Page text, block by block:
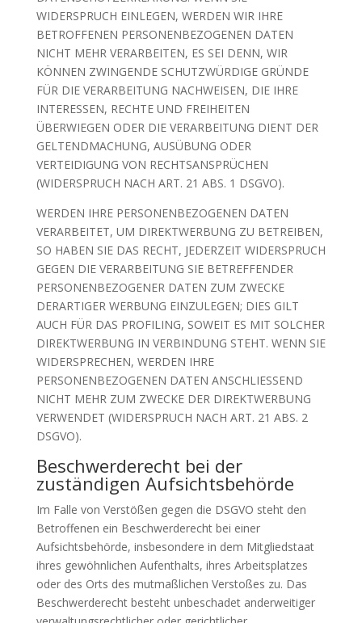
WIDERSPRUCH EINLEGEN, WERDEN WIR IHRE
BETROFFENEN PERSONENBEZOGENEN DATEN
NICHT MEHR VERARBEITEN, ES SEI DENN, WIR
KÖNNEN ZWINGENDE SCHUTZWÜRDIGE GRÜNDE
FÜR DIE VERARBEITUNG NACHWEISEN, DIE IHRE
INTERESSEN, RECHTE UND FREIHEITEN
ÜBERWIEGEN ODER DIE VERARBEITUNG DIENT DER
GELTENDMACHUNG, AUSÜBUNG ODER
VERTEIDIGUNG VON RECHTSANSPRÜCHEN
(WIDERSPRUCH NACH ART. 21 ABS. 1 DSGVO).
WERDEN IHRE PERSONENBEZOGENEN DATEN
VERARBEITET, UM DIREKTWERBUNG ZU BETREIBEN,
SO HABEN SIE DAS RECHT, JEDERZEIT WIDERSPRUCH
GEGEN DIE VERARBEITUNG SIE BETREFFENDER
PERSONENBEZOGENER DATEN ZUM ZWECKE
DERARTIGER WERBUNG EINZULEGEN; DIES GILT
AUCH FÜR DAS PROFILING, SOWEIT ES MIT SOLCHER
DIREKTWERBUNG IN VERBINDUNG STEHT. WENN SIE
WIDERSPRECHEN, WERDEN IHRE
PERSONENBEZOGENEN DATEN ANSCHLIESSEND
NICHT MEHR ZUM ZWECKE DER DIREKTWERBUNG
VERWENDET (WIDERSPRUCH NACH ART. 21 ABS. 2
DSGVO).
Beschwerde­recht bei der
zuständigen Aufsichts­behörde
Im Falle von Verstößen gegen die DSGVO steht den
Betroffenen ein Beschwerderecht bei einer
Aufsichtsbehörde, insbesondere in dem Mitgliedstaat
ihres gewöhnlichen Aufenthalts, ihres Arbeitsplatzes
oder des Orts des mutmaßlichen Verstoßes zu. Das
Beschwerderecht besteht unbeschadet anderweitiger